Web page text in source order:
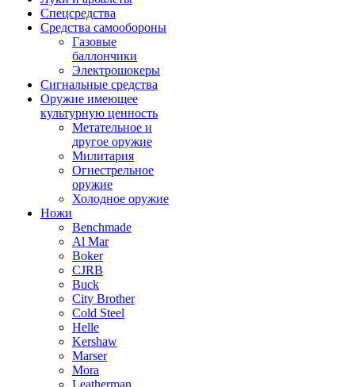
Спецсредства
Средства самообороны
Газовые
баллончики
Электрошокеры
Сигнальные средства
Оружие имеющее
культурную ценность
Метательное и
другое оружие
Милитария
Огнестрельное
оружие
Холодное оружие
Ножи
Benchmade
Al Mar
Boker
CJRB
Buck
City Brother
Cold Steel
Helle
Kershaw
Marser
Mora
Leatherman